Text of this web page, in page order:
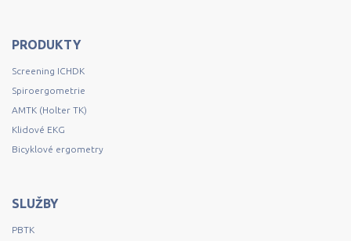
PRODUKTY
Screening ICHDK
Spiroergometrie
AMTK (Holter TK)
Klidové EKG
Bicyklové ergometry
SLUŽBY
PBTK